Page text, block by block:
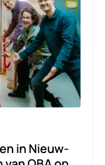
in Nieuw-